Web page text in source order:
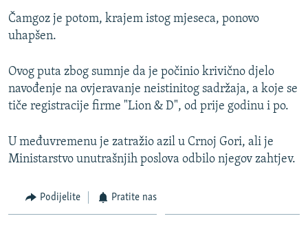
Čamgoz je potom, krajem istog mjeseca, ponovo
uhapšen.
Ovog puta zbog sumnje da je počinio krivično djelo
navođenje na ovjeravanje neistinitog sadržaja, a koje se
tiče registracije firme "Lion & D", od prije godinu i po.
U međuvremenu je zatražio azil u Crnoj Gori, ali je
Ministarstvo unutrašnjih poslova odbilo njegov zahtjev.
Podijelite Pratite nas